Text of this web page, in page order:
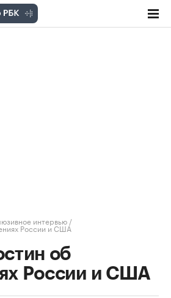
интервью /
России и США
об
России и США